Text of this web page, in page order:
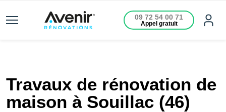
09 72 54 00 71
Appel gratuit
Travaux de rénovation de
maison à Souillac (46)